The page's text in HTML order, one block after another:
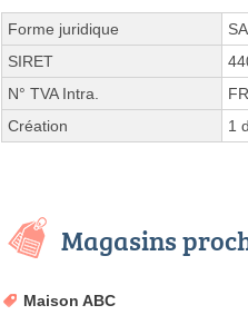
Forme juridique
SIRET
N° TVA Intra.
Création
1
Magasins
Maison ABC